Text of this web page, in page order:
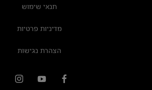
תנאי שימוש
מדיניות פרטיות
הצהרת נגישות